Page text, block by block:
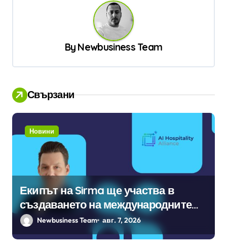
By Newbusiness Team
Свързани
Новини
Екипът на Sirma ще участва в
създаването на международните
стандарти за навлизане на
изкуствен интелект в
Newbusiness Team авг. 7, 2026